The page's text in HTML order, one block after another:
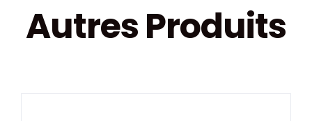
Autres Produits